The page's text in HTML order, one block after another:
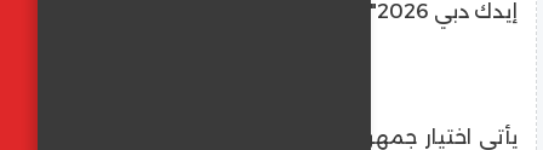
إيدك دبي 2026".
يأتي اختيار جمهورية مصر العربية ضيف الشرف